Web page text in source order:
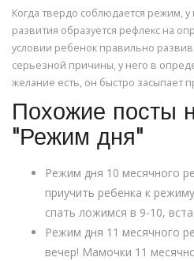
Когда твердо соблюдается режим,
развития образуется рефлекс на
условии ребенок правильно
серьезной причины, у него в
желание есть, он быстро засыпает
Похожие посты
"Режим дня"
Режим дня 10 месячного
приучить ребенка к
спать ложимся в 9-10,
Режим дня 11 месячного
вечер! Мамочки 11